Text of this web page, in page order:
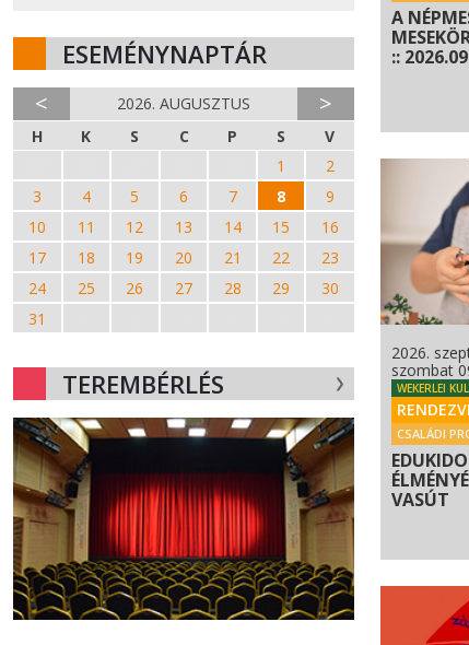
ESEMÉNYNAPTÁR
< 2026. AUGUSZTUS >
H K S C P S
V
1
2
3
4 5 6 7 8
9
10
11 12 13 14 15
16
17
18 19 20 21 22
23
24
25 26 27 28 29
30
31
TEREMBÉRLÉS
A
::
2026.
szombat
WEKERLEI
CSALÁDI
VASÚT